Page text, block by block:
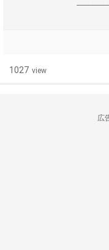
1027 view
広